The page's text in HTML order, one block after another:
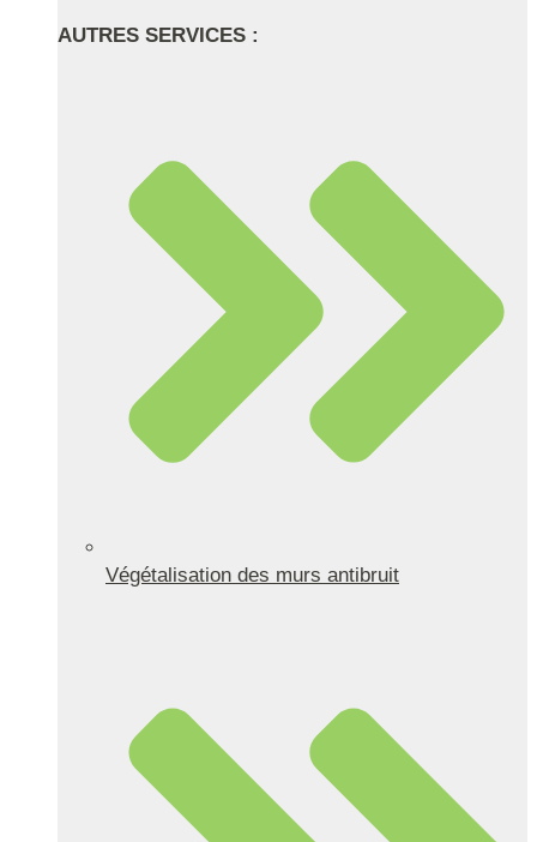
AUTRES SERVICES :
Végétalisation des murs antibruit